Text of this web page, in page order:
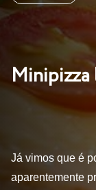
Já vimos que é
aparentemente